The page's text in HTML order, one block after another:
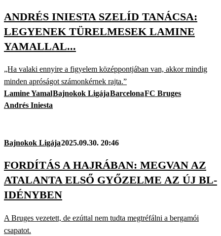
ANDRÉS INIESTA SZELÍD TANÁCSA:
LEGYENEK TÜRELMESEK LAMINE
YAMALLAL...
„Ha valaki ennyire a figyelem középpontjában van, akkor mindig
minden apróságot számonkérnek rajta.”
Lamine YamalBajnokok LigájaBarcelonaFC Bruges
Andrés Iniesta
Bajnokok Ligája2025.09.30. 20:46
FORDÍTÁS A HAJRÁBAN: MEGVAN AZ
ATALANTA ELSŐ GYŐZELME AZ ÚJ BL-
IDÉNYBEN
A Bruges vezetett, de ezúttal nem tudta megtréfálni a bergamói
csapatot.